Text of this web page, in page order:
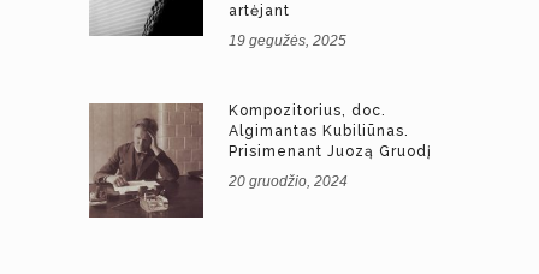
artėjant
19 gegužės, 2025
Kompozitorius, doc.
Algimantas Kubiliūnas.
Prisimenant Juozą Gruodį
20 gruodžio, 2024